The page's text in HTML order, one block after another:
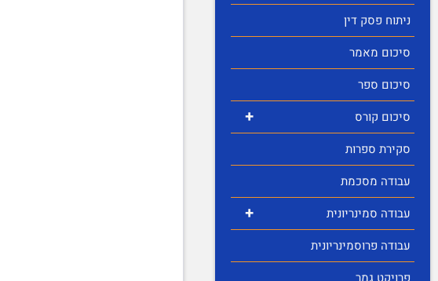
ניתוח פסק דין
סיכום מאמר
סיכום ספר
+
סיכום קורס
סקירת ספרות
עבודה מסכמת
+
עבודה סמינריונית
עבודה פרוסמינריונית